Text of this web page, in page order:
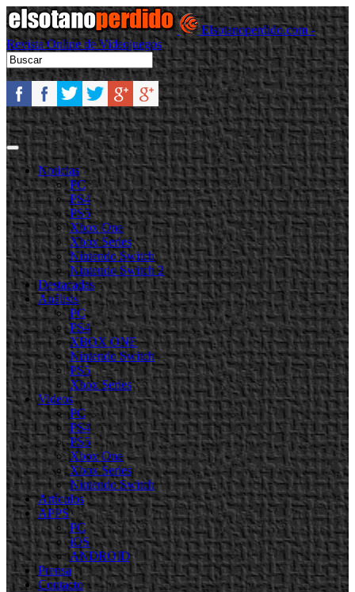
Elsotanoperdido.com -
Revista Online de Videojuegos
Noticias
PC
PS4
PS5
Xbox One
Xbox Series
Nintendo Switch
Nintendo Switch 2
Destacadas
Análisis
PC
PS4
XBOX ONE
Nintendo Switch
PS5
Xbox Series
Videos
PC
PS4
PS5
Xbox One
Xbox Series
Nintendo Switch
Artículos
APPS
PC
iOS
ANDROID
Prensa
Contacto